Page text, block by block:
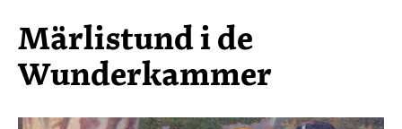
Märlistund i de
Wunderkammer